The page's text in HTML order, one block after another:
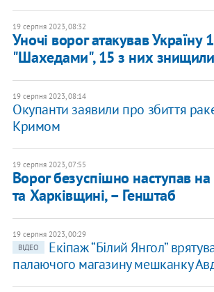
19 серпня 2023, 08:32
Уночі ворог атакував Україну
"Шахедами", 15 з них
19 серпня 2023, 08:14
Окупанти заявили про збиття
Кримом
19 серпня 2023, 07:55
Ворог безуспішно наступав
та Харківщині, – Генштаб
19 серпня 2023, 00:29
ВІДЕО
Екіпаж “Білий Янгол”
палаючого магазину мешканку